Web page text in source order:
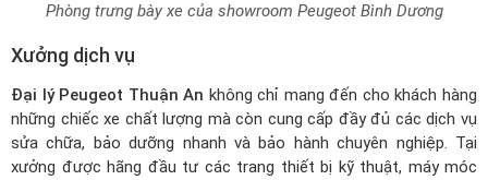
Phòng trưng bày xe của showroom Peugeot Bình Dương
Xưởng dịch vụ
Đại lý Peugeot Thuận An không chỉ mang đến cho khách hàng
những chiếc xe chất lượng mà còn cung cấp đầy đủ các dịch vụ
sửa chữa, bảo dưỡng nhanh và bảo hành chuyên nghiệp. Tại
xưởng được hãng đầu tư các trang thiết bị kỹ thuật, máy móc